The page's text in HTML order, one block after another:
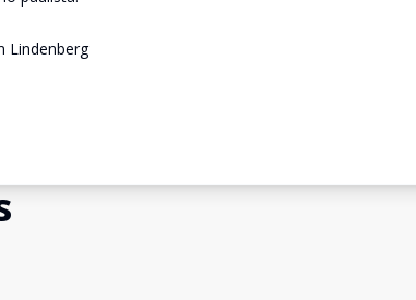
Lindenberg